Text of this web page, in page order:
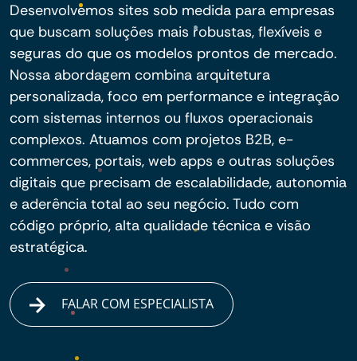
Desenvolvemos sites sob medida para empresas
que buscam soluções mais robustas, flexíveis e
seguras do que os modelos prontos de mercado.
Nossa abordagem combina arquitetura
personalizada, foco em performance e integração
com sistemas internos ou fluxos operacionais
complexos. Atuamos com projetos B2B, e-
commerces, portais, web apps e outras soluções
digitais que precisam de escalabilidade, autonomia
e aderência total ao seu negócio. Tudo com
código próprio, alta qualidade técnica e visão
estratégica.
FALAR COM ESPECIALISTA